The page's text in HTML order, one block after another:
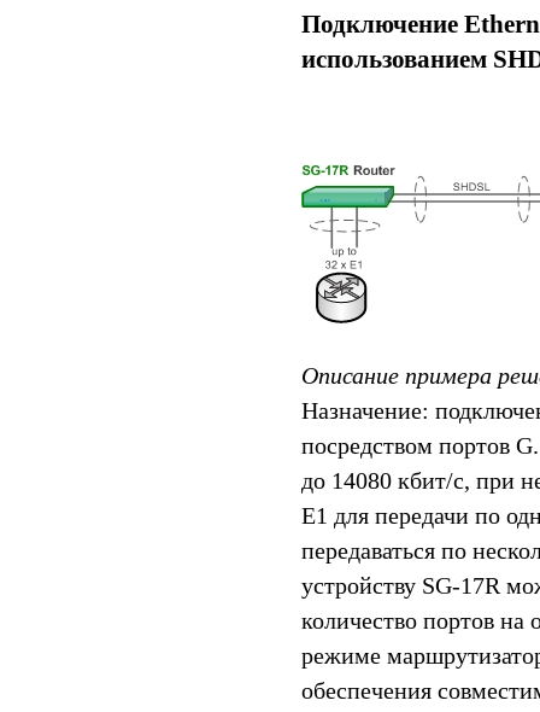
Подключение
использованием
Описание примера
Назначение:
посредством портов
до 14080 кбит/c, при
E1 для передачи по
передаваться по
устройству SG-17R
количество портов
режиме
обеспечения